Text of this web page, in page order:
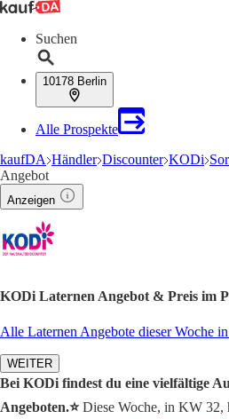
Suchen
10178 Berlin
Alle Prospekte
kaufDA Händler Discounter KODi
Angebot
Anzeigen
KODi Laternen Angebot & Preis im
Alle Laternen Angebote dieser Woche
WEITER
Bei KODi findest du eine vielfältige
Angeboten.⭐️Diese Woche, in KW 32,